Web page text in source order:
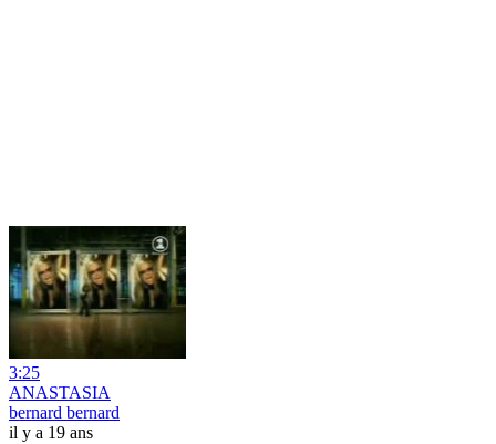
3:25
ANASTASIA
bernard bernard
il y a 19 ans